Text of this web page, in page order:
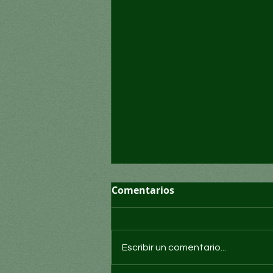
Comentarios
Escribir un comentario...